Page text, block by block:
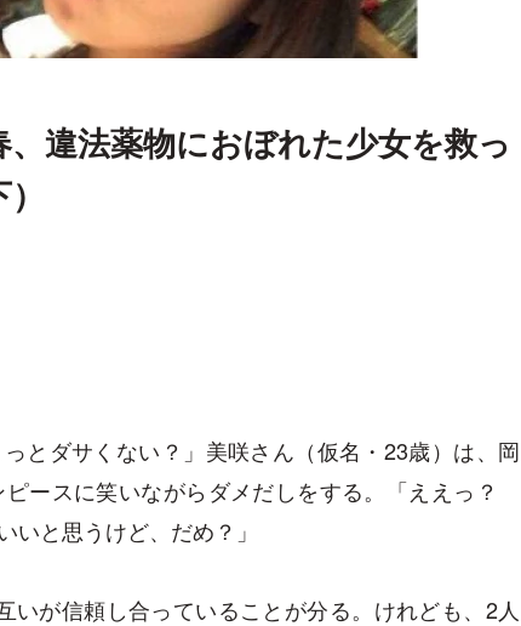
違法薬物におぼれた少女を救っ
とダサくない？」美咲さん（仮名・23歳）は、岡
ースに笑いながらダメだしをする。「ええっ？
いと思うけど、だめ？」
いが信頼し合っていることが分る。けれども、2人